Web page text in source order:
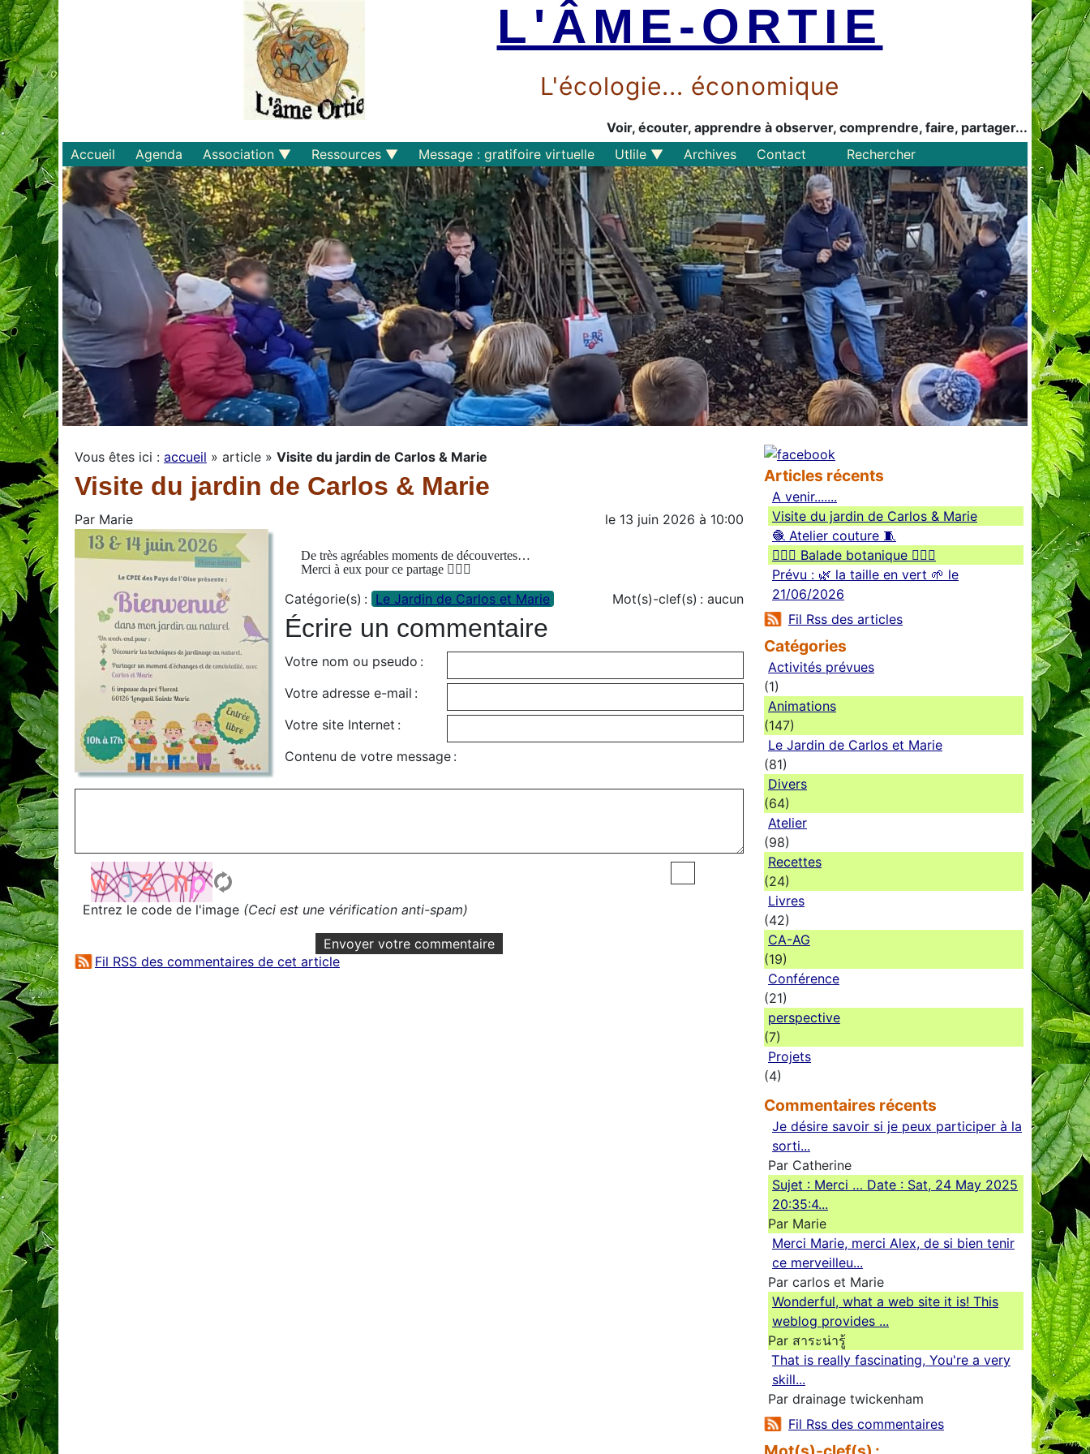
L'ÂME-ORTIE
L'écologie... économique
Voir, écouter, apprendre à observer, comprendre, faire, partager...
Accueil
Agenda
Association
Qui sommes-nous ?
Statuts et règlements
Adhérer
Documents
Plaquette
Bulletin d'adhésion
Ressources
Savoirs
Matériel
Livres
Recettes
Projets
Message : gratifoire virtuelle
Utlile
Outils libres
Liens
Perspective
Archives Contact Rechercher
Vous êtes ici : accueil » article » Visite du jardin de Carlos & Marie
Visite du jardin de Carlos & Marie
Par Marie le 13 juin 2026 à 10:00
De très agréables moments de découvertes…
Merci à eux pour ce partage 👩‍❤️‍👨
Catégorie(s) : Le Jardin de Carlos et Marie Mot(s)-clef(s) : aucun
Écrire un commentaire
Votre nom ou pseudo :
Votre adresse e-mail :
Votre site Internet :
Contenu de votre message :
Entrez le code de l'image (Ceci est une vérification anti-spam)
Envoyer votre commentaire
Fil RSS des commentaires de cet article
Articles récents
A venir.......
Visite du jardin de Carlos & Marie
🧶 Atelier couture 🧵
🚶🏻‍♀️ Balade botanique 🚶🏻‍♂️
Prévu : 🌿 la taille en vert 🌱 le
21/06/2026
Fil Rss des articles
Catégories
Activités prévues
(1)
Animations
(147)
Le Jardin de Carlos et Marie
(81)
Divers
(64)
Atelier
(98)
Recettes
(24)
Livres
(42)
CA-AG
(19)
Conférence
(21)
perspective
(7)
Projets
(4)
Commentaires récents
Je désire savoir si je peux participer à la
sorti...
Par Catherine
Sujet : Merci … Date : Sat, 24 May 2025
20:35:4...
Par Marie
Merci Marie, merci Alex, de si bien tenir
ce merveilleu...
Par carlos et Marie
Wonderful, what a web site it is! This
weblog provides ...
Par สาระน่ารู้
Ꭲhat is really fascinating, You'rе a very
skill...
Par drainage twickenham
Fil Rss des commentaires